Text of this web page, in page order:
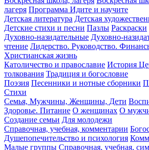
лагеря Программа Идите и научите
Детская литература Детская
Детские стихи и песни Пазлы Раскраски
Духовно-назидательные Духовно-
чтение Лидерство. Руководство.
Христианская жизнь
Католичество и православие История
толкования Традиция и богословие
Поэзия Песенники и нотные сборники
Стихи
Семья, Мужчины, Женщины, Дети
Здоровье. Питание О женщинах О
Создание семьи Для молодежи
Справочная, учебная, комментарии
Душепопечительство и психология
Малые группы Справочная, учебная,